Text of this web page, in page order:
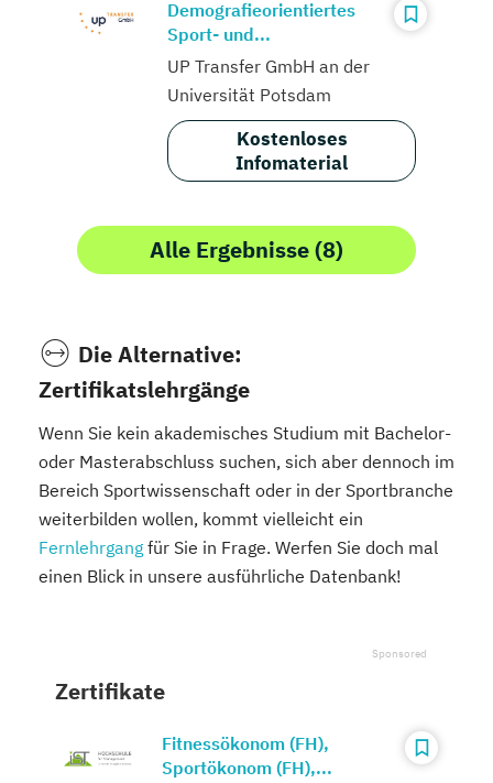
Demografieorientiertes
Sport- und...
UP Transfer GmbH an der
Universität Potsdam
Kostenloses
Infomaterial
Alle Ergebnisse (8)
Die Alternative:
Zertifikatslehrgänge
Wenn Sie kein akademisches Studium mit Bachelor-
oder Masterabschluss suchen, sich aber dennoch im
Bereich Sportwissenschaft oder in der Sportbranche
weiterbilden wollen, kommt vielleicht ein
Fernlehrgang für Sie in Frage. Werfen Sie doch mal
einen Blick in unsere ausführliche Datenbank!
Zertifikate
Fitnessökonom (FH),
Sportökonom (FH),...